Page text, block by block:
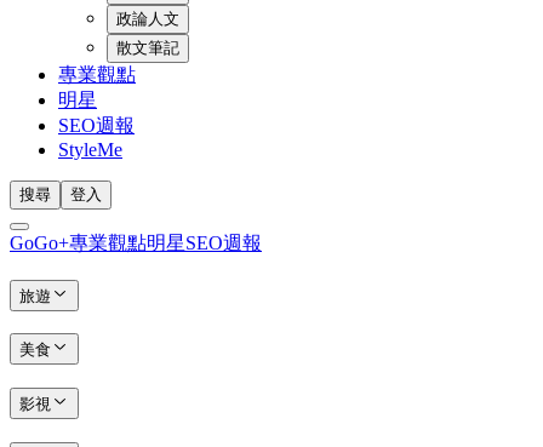
政論人文
散文筆記
專業觀點
明星
SEO週報
StyleMe
搜尋 登入
GoGo+專業觀點明星SEO週報
旅遊
美食
影視